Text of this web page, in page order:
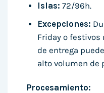
Islas: 72/96h.
Excepciones:
Friday o
de entrega
alto volumen de
Procesamiento: